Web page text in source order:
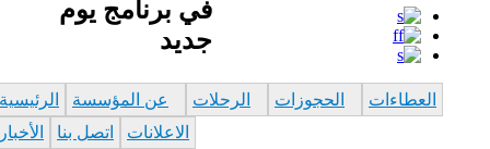
الرئيسية عن المؤسسة الرحلات الحجوزات
العطاءات
الأخبار
اتصل بنا
الاعلانات
في برنامج يوم
جديد